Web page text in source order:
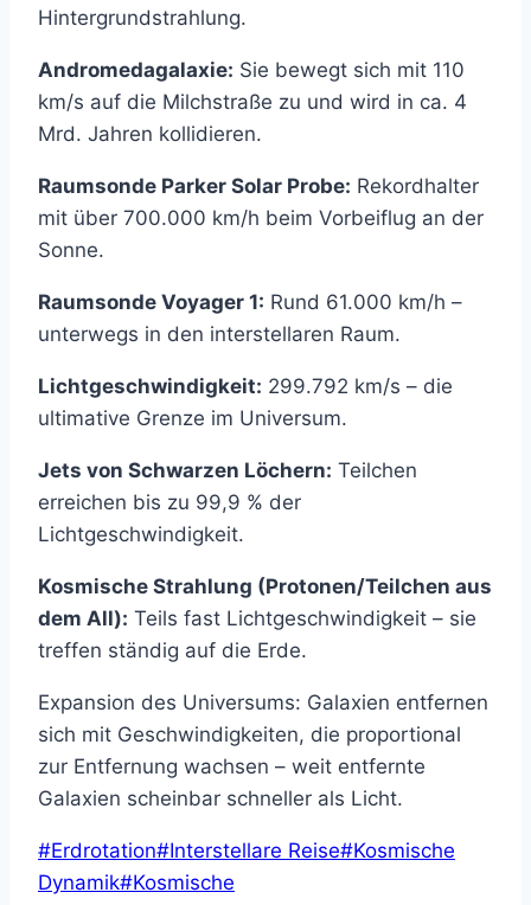
Hintergrundstrahlung.
Andromedagalaxie: Sie bewegt sich mit 110
km/s auf die Milchstraße zu und wird in ca. 4
Mrd. Jahren kollidieren.
Raumsonde Parker Solar Probe: Rekordhalter
mit über 700.000 km/h beim Vorbeiflug an der
Sonne.
Raumsonde Voyager 1: Rund 61.000 km/h –
unterwegs in den interstellaren Raum.
Lichtgeschwindigkeit: 299.792 km/s – die
ultimative Grenze im Universum.
Jets von Schwarzen Löchern: Teilchen
erreichen bis zu 99,9 % der
Lichtgeschwindigkeit.
Kosmische Strahlung (Protonen/Teilchen aus
dem All): Teils fast Lichtgeschwindigkeit – sie
treffen ständig auf die Erde.
Expansion des Universums: Galaxien entfernen
sich mit Geschwindigkeiten, die proportional
zur Entfernung wachsen – weit entfernte
Galaxien scheinbar schneller als Licht.
Schlagworte:
#Erdrotation#Interstellare Reise#Kosmische
Dynamik#Kosmische